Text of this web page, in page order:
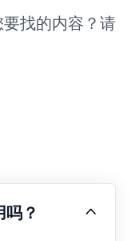
找的内容？请
？